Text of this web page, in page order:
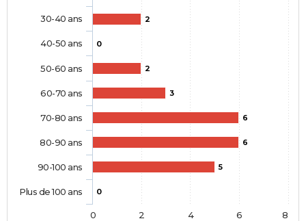
2
0
2
3
6
6
5
0
30-40 ans
40-50 ans
50-60 ans
60-70 ans
70-80 ans
80-90 ans
90-100 ans
Plus de 100 ans
0 2 4 6 8